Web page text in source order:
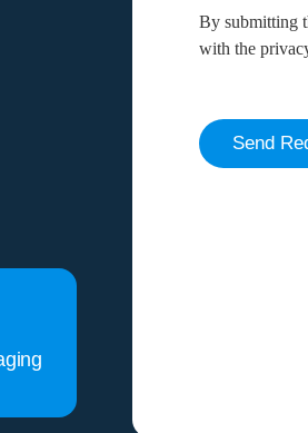
By submitting
with the
Send